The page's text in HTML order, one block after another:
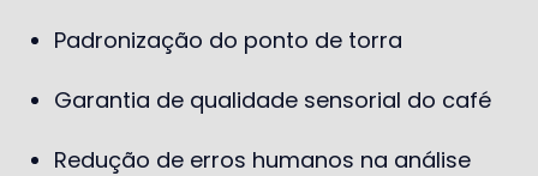
Padronização do ponto de torra
Garantia de qualidade sensorial do café
Redução de erros humanos na análise